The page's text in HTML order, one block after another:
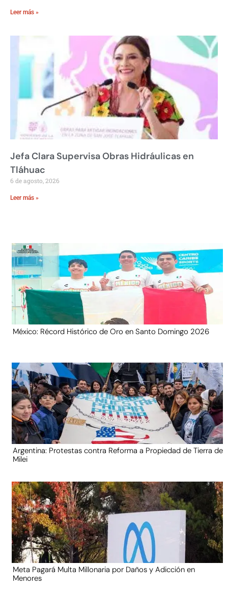
Leer más »
Jefa Clara Supervisa Obras Hidráulicas en
Tláhuac
6 de agosto, 2026
Leer más »
México: Récord Histórico de Oro en Santo Domingo 2026
Argentina: Protestas contra Reforma a Propiedad de Tierra de
Milei
Meta Pagará Multa Millonaria por Daños y Adicción en
Menores